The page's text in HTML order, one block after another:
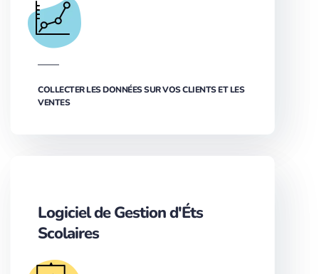
COLLECTER LES DONNÉES SUR VOS CLIENTS ET LES
VENTES
Logiciel de Gestion d'Éts
Scolaires